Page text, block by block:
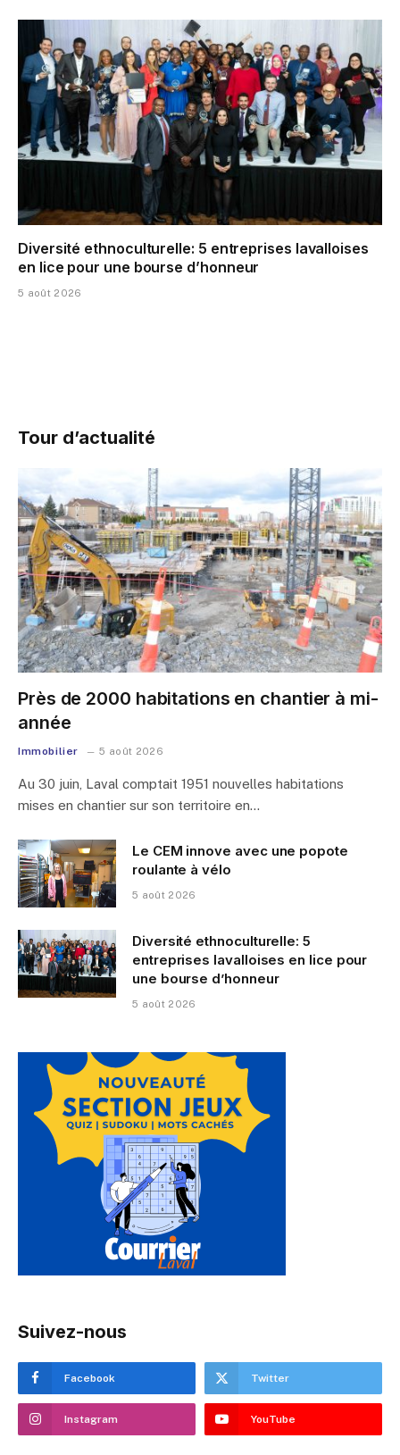
Diversité ethnoculturelle: 5 entreprises lavalloises
en lice pour une bourse d’honneur
5 août 2026
Tour d’actualité
Près de 2000 habitations en chantier à mi-
année
Immobilier 5 août 2026
Au 30 juin, Laval comptait 1951 nouvelles habitations
mises en chantier sur son territoire en…
Le CEM innove avec une popote
roulante à vélo
5 août 2026
Diversité ethnoculturelle: 5
entreprises lavalloises en lice pour
une bourse d’honneur
5 août 2026
Suivez-nous
Facebook Twitter
Instagram YouTube